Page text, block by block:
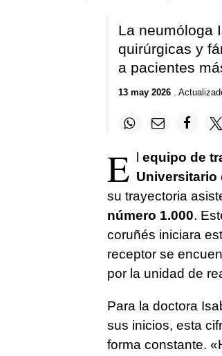
La neumóloga
quirúrgicas y
a pacientes
13 may 2026.
E
equipo de
Universitario
su trayectoria
número 1.000.
coruñés iniciara
receptor se
por la unidad de
Para la doctora
sus inicios, esta
forma constante.